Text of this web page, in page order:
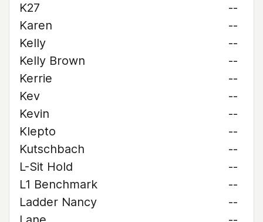
K27
--
Karen
--
Kelly
--
Kelly Brown
--
Kerrie
--
Kev
--
Kevin
--
Klepto
--
Kutschbach
--
L-Sit Hold
--
L1 Benchmark
--
Ladder Nancy
--